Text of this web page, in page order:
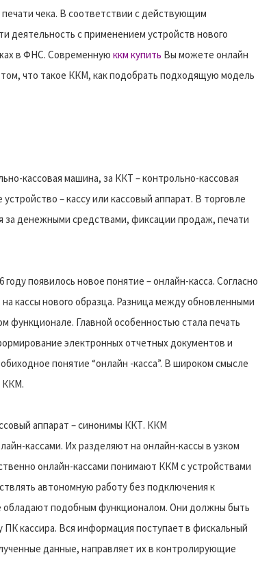
чека. В соответствии с действующим
деятельность с применением устройств нового
в ФНС. Современную ккм купить Вы можете онлайн
что такое ККМ, как подобрать подходящую модель
кассовая машина, за ККТ – контрольно-кассовая
– кассу или кассовый аппарат. В торговле
денежными средствами, фиксации продаж, печати
появилось новое понятие – онлайн-касса. Согласно
кассы нового образца. Разница между обновленными
функционале. Главной особенностью стала печать
электронных отчетных документов и
понятие “онлайн -касса”. В широком смысле
ККМ.
аппарат – синонимы ККТ. ККМ
кассами. Их разделяют на онлайн-кассы в узком
онлайн-кассами понимают ККМ с устройствами
автономную работу без подключения к
подобным функционалом. Они должны быть
кассира. Вся информация поступает в фискальный
данные, направляет их в контролирующие